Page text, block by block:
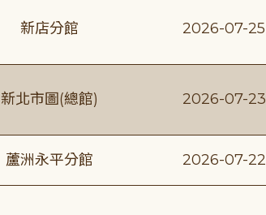
新店分館 2026-07-25
新北市圖(總館) 2026-07-23
蘆洲永平分館 2026-07-22